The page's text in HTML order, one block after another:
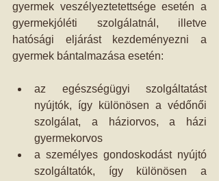
gyermek veszélyeztetettsége esetén a
gyermekjóléti szolgálatnál, illetve
hatósági eljárást kezdeményezni a
gyermek bántalmazása esetén:
az egészségügyi szolgáltatást
nyújtók, így különösen a védőnői
szolgálat, a háziorvos, a házi
gyermekorvos
a személyes gondoskodást nyújtó
szolgáltatók, így különösen a